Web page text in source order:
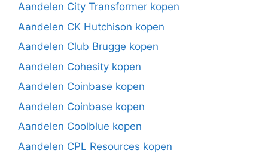
Aandelen City Transformer kopen
Aandelen CK Hutchison kopen
Aandelen Club Brugge kopen
Aandelen Cohesity kopen
Aandelen Coinbase kopen
Aandelen Coinbase kopen
Aandelen Coolblue kopen
Aandelen CPL Resources kopen